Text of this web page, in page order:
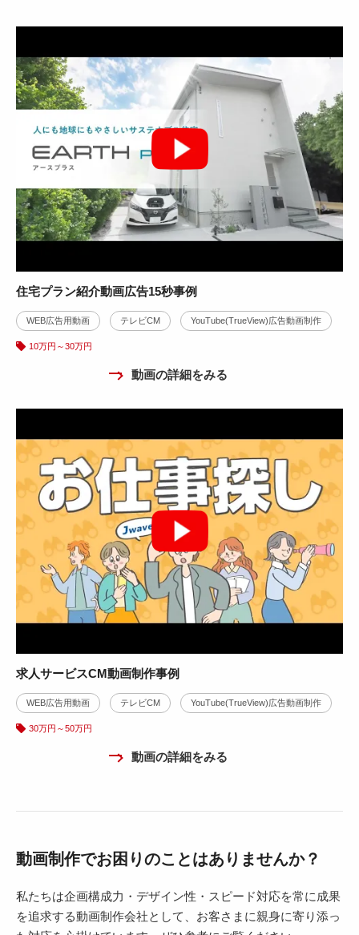
住宅プラン紹介動画広告15秒事例
WEB広告用動画 テレビCM YouTube(TrueView)広告動画制作
10万円～30万円
動画の詳細をみる
求人サービスCM動画制作事例
WEB広告用動画 テレビCM YouTube(TrueView)広告動画制作
30万円～50万円
動画の詳細をみる
動画制作でお困りのことはありませんか？
私たちは企画構成力・デザイン性・スピード対応を常に成果
を追求する動画制作会社として、お客さまに親身に寄り添っ